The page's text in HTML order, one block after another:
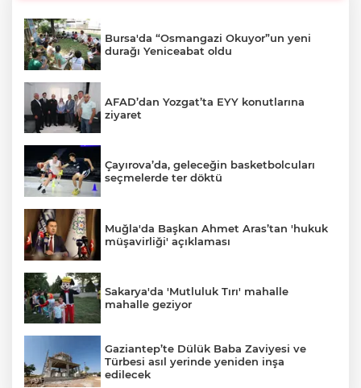
Bursa'da “Osmangazi Okuyor”un yeni
durağı Yeniceabat oldu
AFAD’dan Yozgat’ta EYY konutlarına
ziyaret
Çayırova’da, geleceğin basketbolcuları
seçmelerde ter döktü
Muğla'da Başkan Ahmet Aras’tan 'hukuk
müşavirliği' açıklaması
Sakarya'da 'Mutluluk Tırı' mahalle
mahalle geziyor
Gaziantep’te Dülük Baba Zaviyesi ve
Türbesi asıl yerinde yeniden inşa
edilecek